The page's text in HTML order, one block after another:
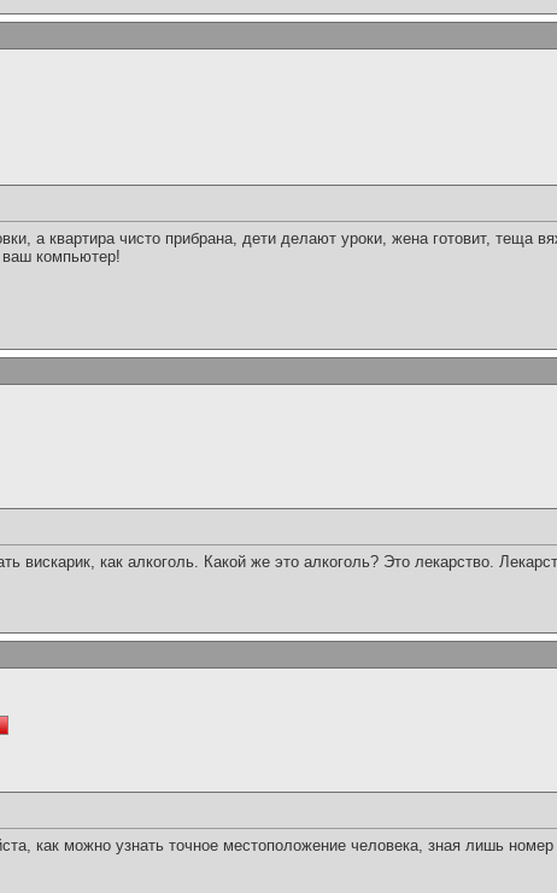
а квартира чисто прибрана, дети делают уроки, жена готовит, теща
компьютер!
вискарик, как алкоголь. Какой же это алкоголь? Это лекарство.
как можно узнать точное местоположение человека, зная лишь